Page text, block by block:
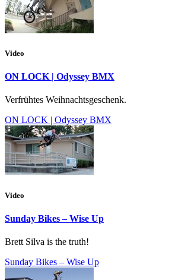
Video
ON LOCK | Odyssey BMX
Verfrühtes Weihnachtsgeschenk.
ON LOCK | Odyssey BMX
Video
Sunday Bikes – Wise Up
Brett Silva is the truth!
Sunday Bikes – Wise Up